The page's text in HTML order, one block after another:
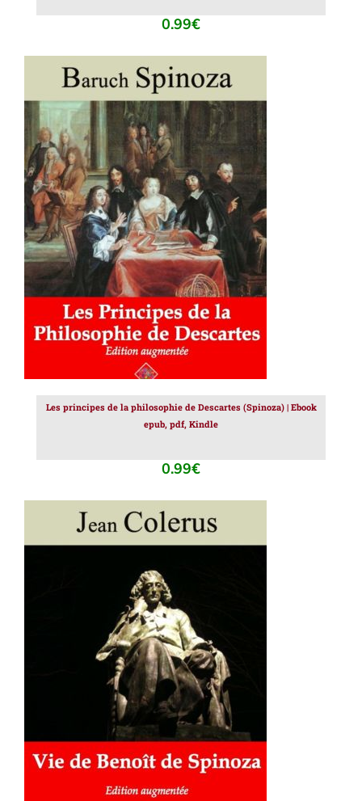
0.99€
AJOUTER AU PANIER / DÉTAILS
Les principes de la philosophie de Descartes (Spinoza) | Ebook
epub, pdf, Kindle
0.99€
AJOUTER AU PANIER / DÉTAILS